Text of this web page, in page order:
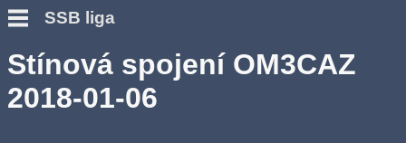
SSB liga
Stínová spojení OM3CAZ
2018-01-06